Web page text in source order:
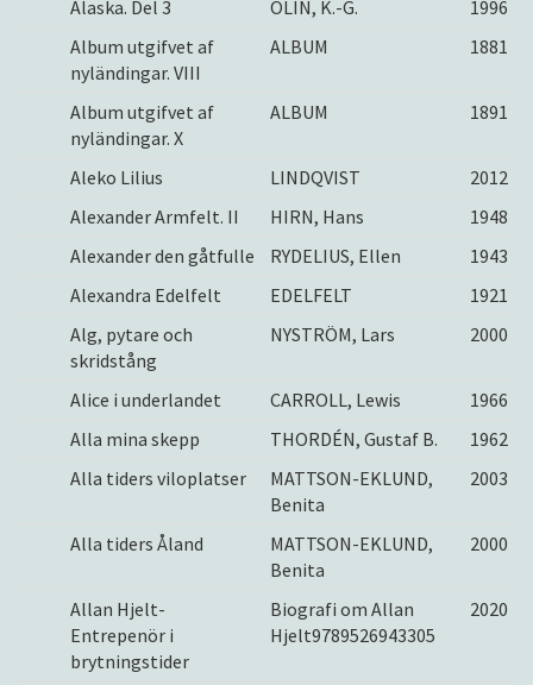
Alaska. Del 3 OLIN, K.-G.
1996
Album utgifvet af
nyländingar. VIII
ALBUM 1881
Album utgifvet af
nyländingar. X
ALBUM 1891
Aleko Lilius LINDQVIST
2012
Alexander Armfelt. II
HIRN, Hans
1948
Alexander den gåtfulle
RYDELIUS, Ellen
1943
Alexandra Edelfelt
EDELFELT
1921
Alg, pytare och
skridstång
NYSTRÖM, Lars 2000
Alice i underlandet CARROLL, Lewis
1966
Alla mina skepp
THORDÉN, Gustaf B.
1962
Alla tiders viloplatser
MATTSON-EKLUND,
Benita
2003
Alla tiders Åland
MATTSON-EKLUND,
Benita
2000
Allan Hjelt-
Entrepenör i
brytningstider
Biografi om Allan
Hjelt9789526943305
2020